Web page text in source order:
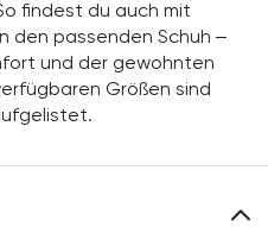
findest du auch mit
den passenden Schuh –
und der gewohnten
Größen sind